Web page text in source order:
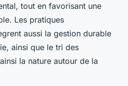
tout en favorisant une
Les pratiques
aussi la gestion durable
ainsi que le tri des
la nature autour de la